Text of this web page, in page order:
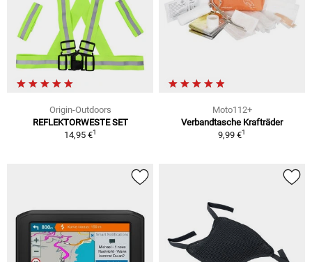
Origin-Outdoors
REFLEKTORWESTE SET
14,95 €1
Moto112+
Verbandtasche Krafträder
9,99 €1